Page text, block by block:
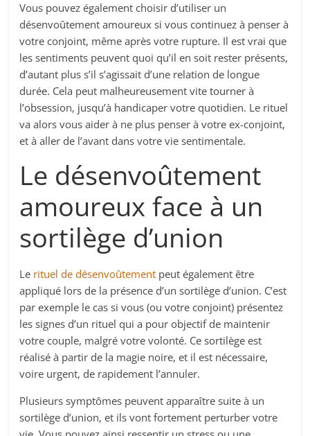
Vous pouvez également choisir d’utiliser un
désenvoûtement amoureux si vous continuez à penser à
votre conjoint, même après votre rupture. Il est vrai que
les sentiments peuvent quoi qu’il en soit rester présents,
d’autant plus s’il s’agissait d’une relation de longue
durée. Cela peut malheureusement vite tourner à
l’obsession, jusqu’à handicaper votre quotidien. Le rituel
va alors vous aider à ne plus penser à votre ex-conjoint,
et à aller de l’avant dans votre vie sentimentale.
Le désenvoûtement
amoureux face à un
sortilège d’union
Le rituel de désenvoûtement peut également être
appliqué lors de la présence d’un sortilège d’union. C’est
par exemple le cas si vous (ou votre conjoint) présentez
les signes d’un rituel qui a pour objectif de maintenir
votre couple, malgré votre volonté. Ce sortilège est
réalisé à partir de la magie noire, et il est nécessaire,
voire urgent, de rapidement l’annuler.
Plusieurs symptômes peuvent apparaître suite à un
sortilège d’union, et ils vont fortement perturber votre